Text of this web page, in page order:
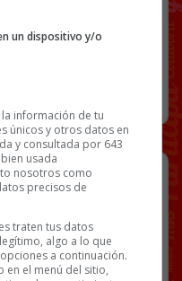
COMENTARIOS
a Isaac
en la
del Torito es
un dispositivo y/o
información de tu
únicos y otros datos en
y consultada por 643
usada
nosotros como
precisos de
traten tus datos
algo a lo que
a continuación.
en el menú del sitio,